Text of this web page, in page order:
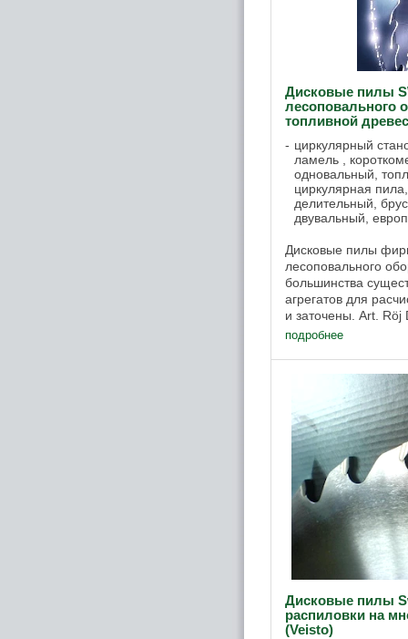
Дисковые пилы
лесоповального
топливной
циркулярный
ламель ,
одновальный,
циркулярная
делительный,
двувальный,
Дисковые пилы
лесоповального
большинства
агрегатов для
и заточены. Art.
1,6 25 22 200 1,6
подробнее
Дисковые пилы
распиловки на
(Veisto)